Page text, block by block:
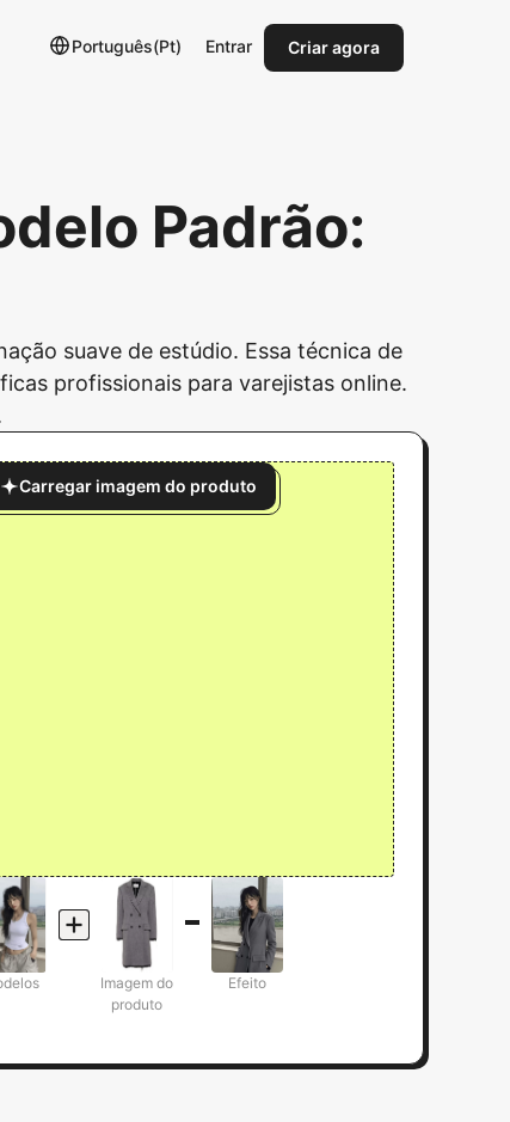
Português(Pt) Entrar Criar agora
Padrão:
suave de estúdio. Essa técnica de
profissionais para varejistas online.
Carregar imagem do produto
Imagem do
produto
Efeito